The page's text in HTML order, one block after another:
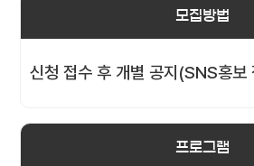
모집방법
신청 접수 후 개별 공지(SNS홍보
프로그램